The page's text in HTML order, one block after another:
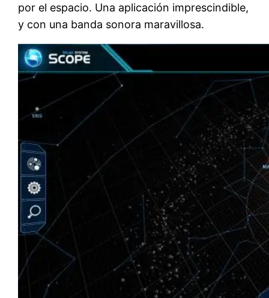
por el espacio. Una aplicación imprescindible,
y con una banda sonora maravillosa.